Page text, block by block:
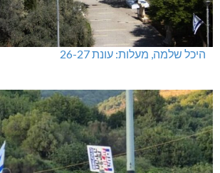
היכל שלמה, מעלות: עונת 26-27